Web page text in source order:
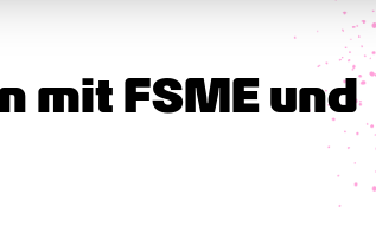
mit FSME und